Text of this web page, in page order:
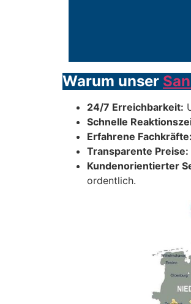
Warum unser
24/7 Erreichbarkeit:
Schnelle
Erfahrene Fachkräfte:
Transparente Preise:
Kundenorientierter
ordentlich.